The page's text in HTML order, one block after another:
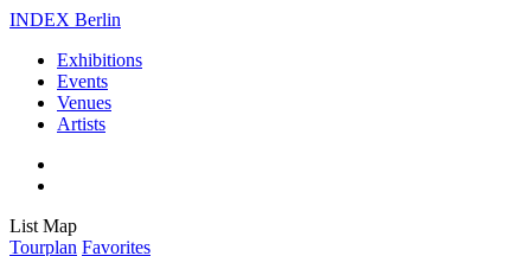
INDEX Berlin
Exhibitions
Events
Venues
Artists
List Map
Tourplan Favorites